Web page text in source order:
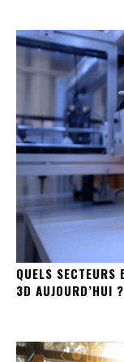
QUELS SECTEURS
3D AUJOURD’HUI ?